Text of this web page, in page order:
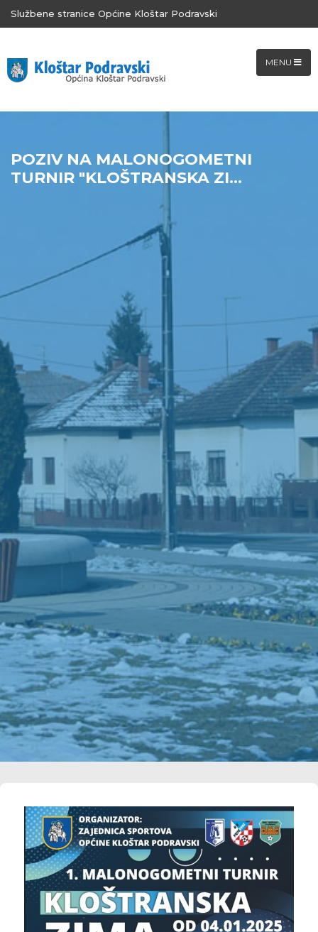
Službene stranice Općine Kloštar Podravski
MENU
POZIV NA MALONOGOMETNI
TURNIR "KLOŠTRANSKA ZI...